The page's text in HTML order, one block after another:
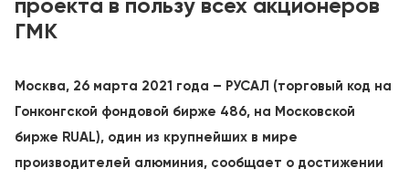
ГМК
Москва, 26 марта 2021 года – РУСАЛ (торговый код на
Гонконгской ‪фондовой бирже 486, на Московской
бирже RUAL), один из крупнейших в мире
производителей алюминия, сообщает о достижении